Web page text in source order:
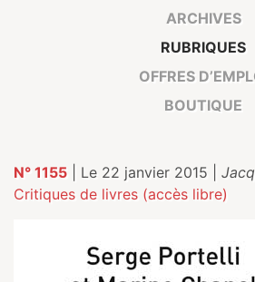
ARCHIVES
RUBRIQUES
OFFRES
BOUTIQUE
N° 1155 | Le 22 janvier 2015 |
Critiques de livres (accès libre)